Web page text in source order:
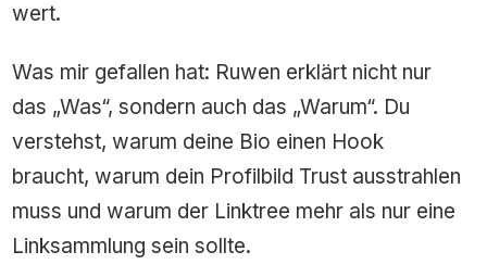
wert.
Was mir gefallen hat: Ruwen erklärt nicht nur
das „Was“, sondern auch das „Warum“. Du
verstehst, warum deine Bio einen Hook
braucht, warum dein Profilbild Trust ausstrahlen
muss und warum der Linktree mehr als nur eine
Linksammlung sein sollte.